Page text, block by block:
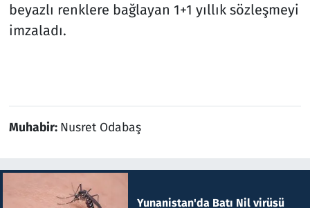
beyazlı renklere bağlayan 1+1 yıllık sözleşmeyi
imzaladı.
Muhabir: Nusret Odabaş
Yunanistan'da Batı Nil virüsü